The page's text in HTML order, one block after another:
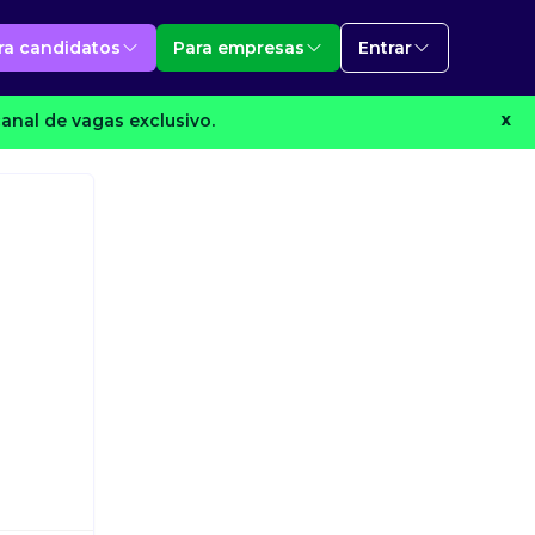
candidatos Para empresas Entrar
de vagas exclusivo. X